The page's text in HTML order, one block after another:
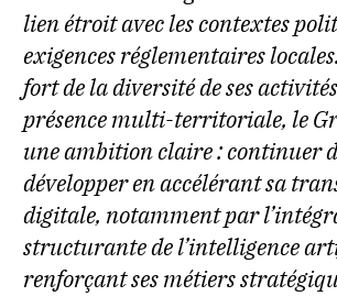
lien étroit avec les contextes
exigences réglementaires
fort de la diversité de ses
présence multi-territoriale, le
une ambition claire : continuer
développer en accélérant sa
digitale, notamment par
structurante de l’intelligence
renforçant ses métiers